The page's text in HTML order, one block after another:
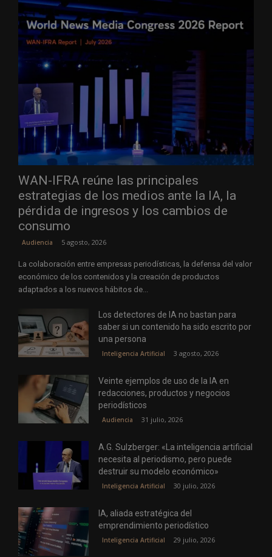
WAN-IFRA reúne las principales
estrategias de los medios ante la IA, la
pérdida de ingresos y los cambios de
consumo
Audiencia 5 agosto, 2026
La colaboración entre empresas periodísticas, la defensa del valor
económico de los contenidos y la creación de productos
adaptados a los nuevos hábitos de...
Los detectores de IA no bastan para
saber si un contenido ha sido escrito por
una persona
Inteligencia Artificial 3 agosto, 2026
Veinte ejemplos de uso de la IA en
redacciones, productos y negocios
periodísticos
Audiencia 31 julio, 2026
A.G. Sulzberger: «La inteligencia artificial
necesita al periodismo, pero puede
destruir su modelo económico»
Inteligencia Artificial 30 julio, 2026
IA, aliada estratégica del
emprendimiento periodístico
Inteligencia Artificial 29 julio, 2026